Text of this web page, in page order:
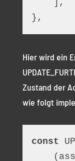
    ],
},
Hier wird ein
Zustand der
wie folgt
const